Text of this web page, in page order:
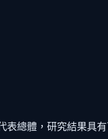
總體，研究結果具有